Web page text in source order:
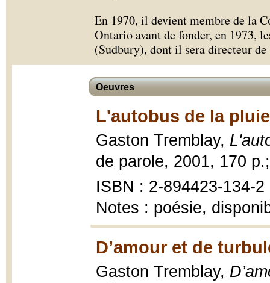
En 1970, il devient membre de la
Ontario avant de fonder, en 1973,
(Sudbury), dont il sera directeur de
Oeuvres
L'autobus de la
Gaston Tremblay,
de parole, 2001, 170
ISBN : 2-894423-134-2
Notes : poésie,
D’amour et de
Gaston Tremblay,